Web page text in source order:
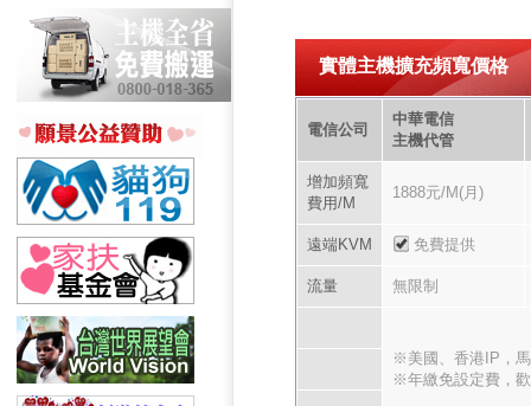
實體主機擴充頻寬價格
電信公司
中華電信
主機代管
增加頻寬
費用/M
1888元/M(月)
遠端KVM 免費提供
流量 無限制
※美國、香港IP，
※年繳免設定費，